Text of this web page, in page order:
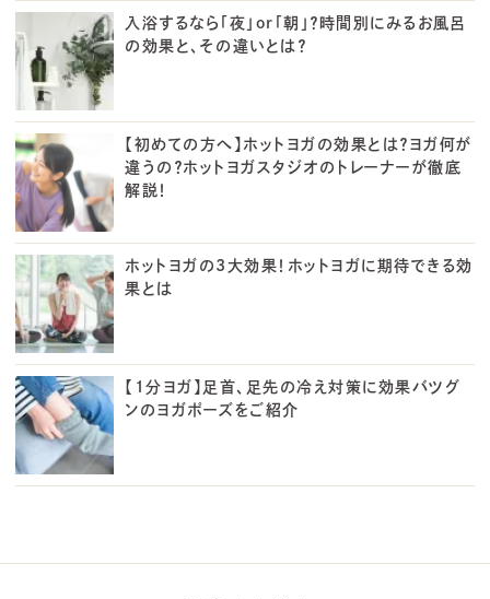
入浴するなら「夜」or「朝」？時間別にみるお風呂
の効果と、その違いとは？
【初めての方へ】ホットヨガの効果とは？ヨガ何が
違うの？ホットヨガスタジオのトレーナーが徹底
解説！
ホットヨガの3大効果！ホットヨガに期待できる効
果とは
【1分ヨガ】足首、足先の冷え対策に効果バツグ
ンのヨガポーズをご紹介